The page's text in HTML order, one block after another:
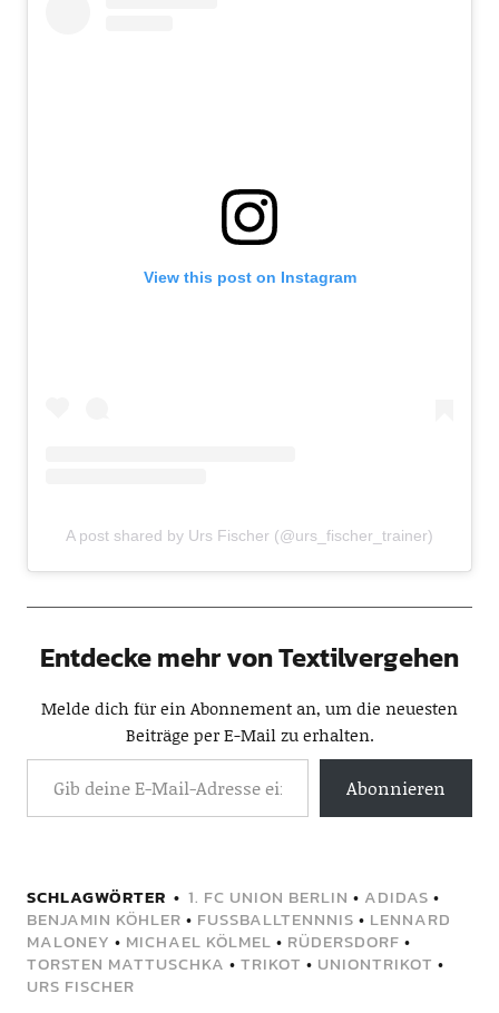
View this post on Instagram
A post shared by Urs Fischer (@urs_fischer_trainer)
Entdecke mehr von Textilvergehen
Melde dich für ein Abonnement an, um die neuesten
Beiträge per E-Mail zu erhalten.
Abonnieren
SCHLAGWÖRTER 1. FC UNION BERLIN • ADIDAS •
BENJAMIN KÖHLER • FUSSBALLTENNNIS • LENNARD
MALONEY • MICHAEL KÖLMEL • RÜDERSDORF •
TORSTEN MATTUSCHKA • TRIKOT • UNIONTRIKOT •
URS FISCHER